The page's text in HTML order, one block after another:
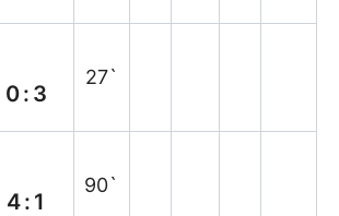
0:3
27`
4:1
90`